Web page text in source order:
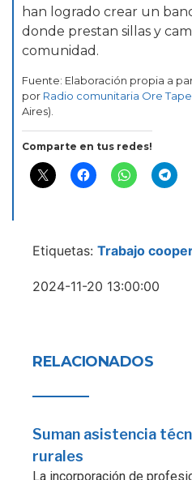
han logrado crear un
donde prestan sillas y
comunidad.
Fuente: Elaboración propia a
por Radio comunitaria Ore Tape
Aires).
Comparte en tus redes!
Etiquetas: Trabajo
2024-11-20 13:00:00
RELACIONADOS
Suman asistencia
rurales
La incorporación de